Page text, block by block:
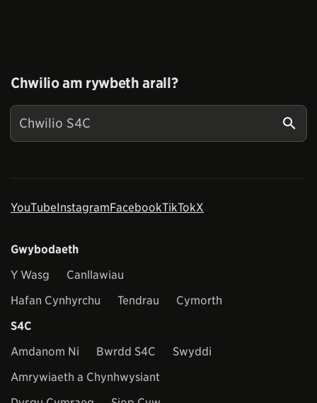
Chwilio am rywbeth arall?
YouTubeInstagramFacebookTikTokX
Gwybodaeth
Y Wasg
Canllawiau
Hafan Cynhyrchu
Tendrau
Cymorth
S4C
Amdanom Ni
Bwrdd S4C
Swyddi
Amrywiaeth a Chynhwysiant